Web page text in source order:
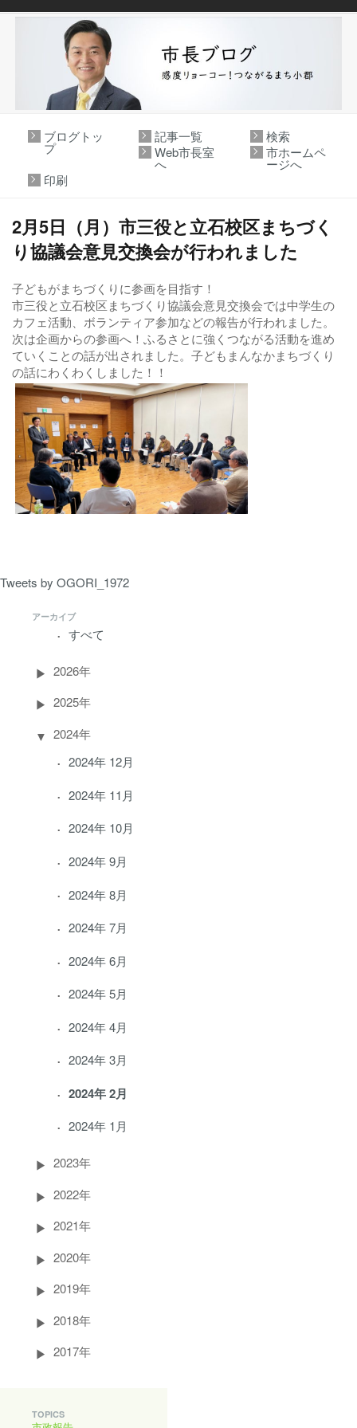
ブログトッ
プ
記事一覧
検索
Web市長室
へ
市ホームペ
ージへ
印刷
Tweets by OGORI_1972
アーカイブ
すべて
2026年
2025年
2024年
2024年 12月
2024年 11月
2024年 10月
2024年 9月
2024年 8月
2024年 7月
2024年 6月
2024年 5月
2024年 4月
2024年 3月
2024年 2月
2024年 1月
2023年
2022年
2021年
2020年
2019年
2018年
2017年
TOPICS
2月5日（月）市三役と立石校区まちづく
り協議会意見交換会が行われました
子どもがまちづくりに参画を目指す！
市三役と立石校区まちづくり協議会意見交換会では中学生の
カフェ活動、ボランティア参加などの報告が行われました。
次は企画からの参画へ！ふるさとに強くつながる活動を進め
ていくことの話が出されました。子どもまんなかまちづくり
の話にわくわくしました！！